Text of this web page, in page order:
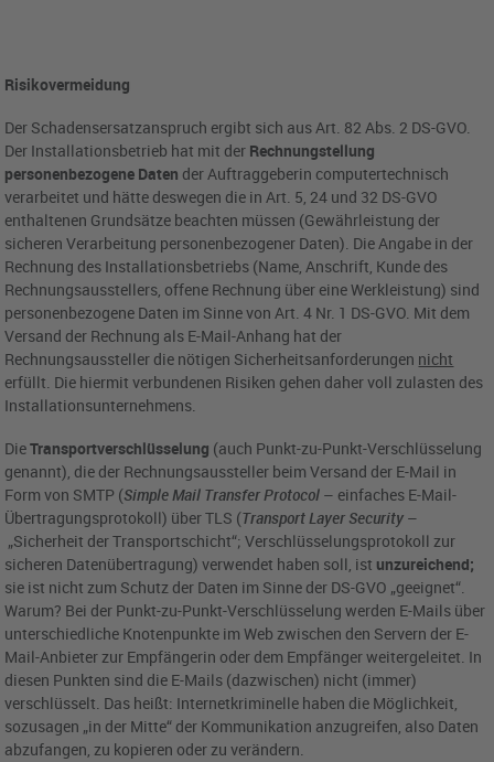
Risikovermeidung
Der Schadensersatzanspruch ergibt sich aus Art. 82 Abs. 2 DS-GVO.
Der Installationsbetrieb hat mit der Rechnungstellung
personenbezogene Daten der Auftraggeberin computertechnisch
verarbeitet und hätte deswegen die in Art. 5, 24 und 32 DS-GVO
enthaltenen Grundsätze beachten müssen (Gewährleistung der
sicheren Verarbeitung personenbezogener Daten). Die Angabe in der
Rechnung des Installationsbetriebs (Name, Anschrift, Kunde des
Rechnungsausstellers, offene Rechnung über eine Werkleistung) sind
personenbezogene Daten im Sinne von Art. 4 Nr. 1 DS-GVO. Mit dem
Versand der Rechnung als E-Mail-Anhang hat der
Rechnungsaussteller die nötigen Sicherheitsanforderungen nicht
erfüllt. Die hiermit verbundenen Risiken gehen daher voll zulasten des
Installationsunternehmens.
DieTransportverschlüsselung (auch Punkt-zu-Punkt-Verschlüsselung
genannt), die der Rechnungsaussteller beim Versand der E-Mail in
Form von SMTP (Simple Mail Transfer Protocol – einfaches E-Mail-
Übertragungsprotokoll) über TLS (Transport Layer Security –
„Sicherheit der Transportschicht“; Verschlüsselungsprotokoll zur
sicheren Datenübertragung) verwendet haben soll, ist unzureichend;
sie ist nicht zum Schutz der Daten im Sinne der DS-GVO „geeignet“.
Warum? Bei der Punkt-zu-Punkt-Verschlüsselung werden E-Mails über
unterschiedliche Knotenpunkte im Web zwischen den Servern der E-
Mail-Anbieter zur Empfängerin oder dem Empfänger weitergeleitet. In
diesen Punkten sind die E-Mails (dazwischen) nicht (immer)
verschlüsselt. Das heißt: Internetkriminelle haben die Möglichkeit,
sozusagen „in der Mitte“ der Kommunikation anzugreifen, also Daten
abzufangen, zu kopieren oder zu verändern.